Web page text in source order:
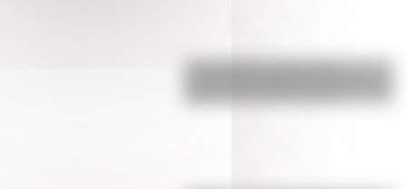
17 de agosto: actividades y